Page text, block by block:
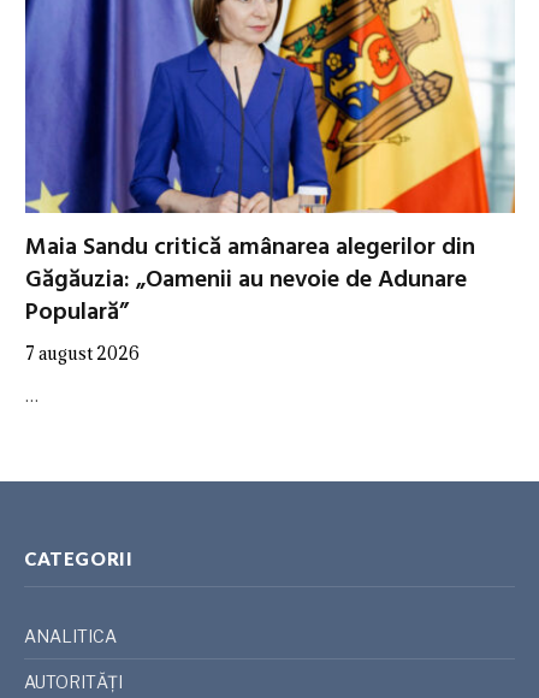
Maia Sandu critică amânarea alegerilor din
Găgăuzia: „Oamenii au nevoie de Adunare
Populară”
7 august 2026
…
CATEGORII
ANALITICA
AUTORITĂȚI